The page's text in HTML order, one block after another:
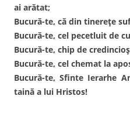
ai arătat;
Bucură-te, că din tinerețe
Bucură-te, cel pecetluit de
Bucură-te, chip de
Bucură-te, cel chemat la
Bucură-te, Sfinte Ierarhe
taină a lui Hristos!